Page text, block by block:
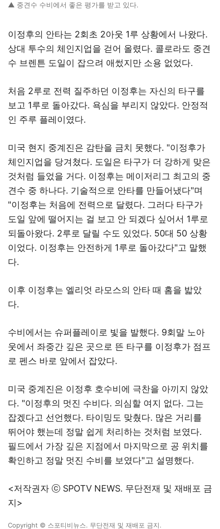
▲ 중견수 수비에서 좋은 평가를 받고 있다.
이정후의 안타는 2회초 2아웃 1루 상황에서 나왔다.
상대 투수의 체인지업을 걷어 올렸다. 콜로라도 중견
수 브렌튼 도일이 잡으려 애썼지만 소용 없었다.
처음 2루로 전력 질주하던 이정후는 자신의 타구를
보고 1루로 돌아갔다. 욕심을 부리지 않았다. 안정적
인 주루 플레이였다.
미국 현지 중계진은 감탄을 금치 못했다. "이정후가
체인지업을 당겨쳤다. 도일은 타구가 더 강하게 맞은
것처럼 들었을 거다. 이정후는 메이저리그 최고의 중
견수 중 하나다. 기술적으로 안타를 만들어냈다"며
"이정후는 처음에 전력으로 달렸다. 그러다 타구가
도일 앞에 떨어지는 걸 보고 안 되겠다 싶어서 1루로
되돌아왔다. 2루로 달릴 수도 있었다. 50대 50 상황
이었다. 이정후는 안전하게 1루로 돌아갔다"고 말했
다.
이후 이정후는 엘리엇 라모스의 안타 때 홈을 밟았
다.
수비에서는 슈퍼플레이로 빛을 발했다. 9회말 노아
웃에서 좌중간 깊은 곳으로 뜬 타구를 이정후가 점프
로 펜스 바로 앞에서 잡았다.
미국 중계진은 이정후 호수비에 극찬을 아끼지 않았
다. "이정후의 멋진 수비다. 의심할 여지 없다. 그는
잡겠다고 선언했다. 타이밍도 맞췄다. 많은 거리를
뛰어야 했는데 정말 쉽게 처리하는 것처럼 보였다.
필드에서 가장 깊은 지점에서 마지막으로 공 위치를
확인하고 정말 멋진 수비를 보였다"고 설명했다.
<저작권자 ⓒ SPOTV NEWS. 무단전재 및 재배포 금
지>
Copyright © 스포티비뉴스. 무단전재 및 재배포 금지.